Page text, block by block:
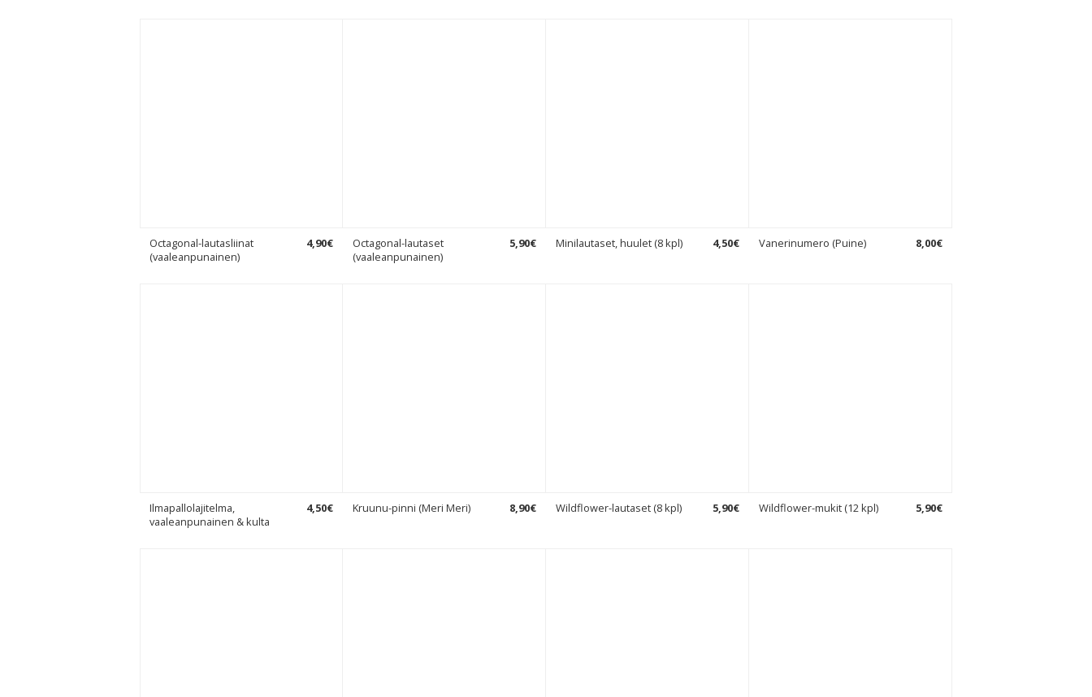
Octagonal-lautasliinat
(vaaleanpunainen)
4,90€
Octagonal-lautaset
(vaaleanpunainen)
5,90€ Minilautaset, huulet (8 kpl) 4,50€ Vanerinumero (Puine) 8,00€
Ilmapallolajitelma,
vaaleanpunainen & kulta
4,50€ Kruunu-pinni (Meri Meri) 8,90€ Wildflower-lautaset (8 kpl) 5,90€ Wildflower-mukit (12 kpl) 5,90€